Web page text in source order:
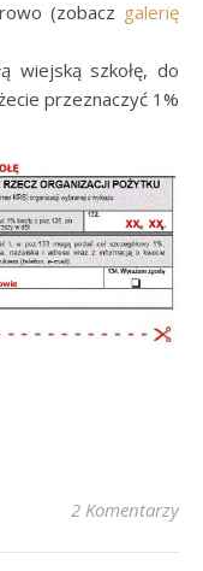
(zobacz galerię
wiejską szkołę, do
przeznaczyć 1%
2 Komentarzy